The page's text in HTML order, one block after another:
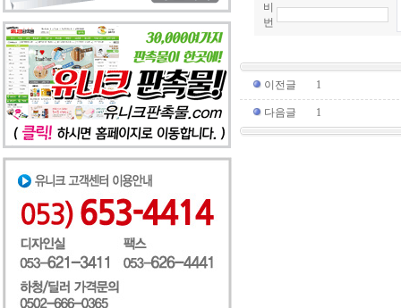
비
번
이전글 1
다음글 1